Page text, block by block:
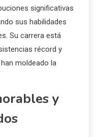
significativas
sus habilidades
Su carrera está
récord y
moldeado la
y